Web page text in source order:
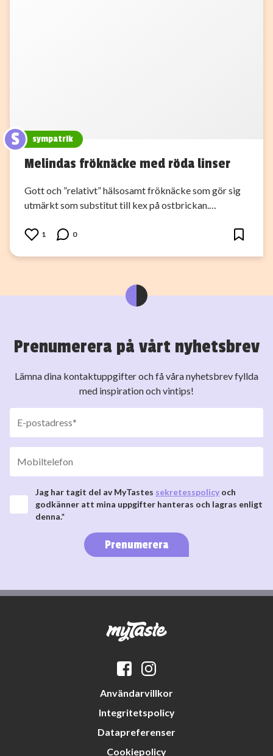
S sympatrik
Melindas fröknäcke med röda linser
Gott och ”relativt” hälsosamt fröknäcke som gör sig
utmärkt som substitut till kex på ostbrickan.…
1 0
Prenumerera på vårt nyhetsbrev
Lämna dina kontaktuppgifter och få våra nyhetsbrev fyllda
med inspiration och vintips!
Jag har tagit del av MyTastes sekretesspolicy och
godkänner att mina uppgifter hanteras och lagras enligt
denna.*
Prenumerera
Användarvillkor
Integritetspolicy
Datapreferenser
Cookiepolicy